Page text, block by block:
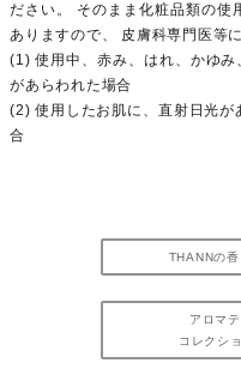
ださい。 そのまま化粧品類の使
ありますので、 皮膚科専門医等
(1) 使用中、赤み、はれ、かゆ
があらわれた場合
(2) 使用したお肌に、直射日光
合
THANNの
アロマ
コレクシ